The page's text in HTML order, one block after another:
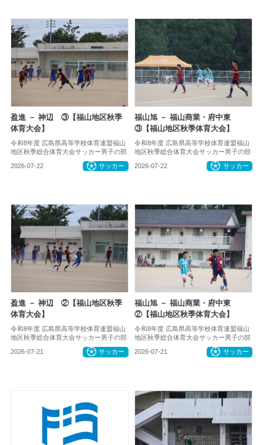
盈進 － 神辺 ③【福山地区秋季
体育大会】
令和8年度 広島県高等学校体育連盟福山
地区秋季総合体育大会サッカー男子の部
2026-07-22 サッカー
福山旭 － 福山商業・府中東
③【福山地区秋季体育大会】
令和8年度 広島県高等学校体育連盟福山
地区秋季総合体育大会サッカー男子の部
2026-07-22 サッカー
盈進 － 神辺 ②【福山地区秋季
体育大会】
令和8年度 広島県高等学校体育連盟福山
地区秋季総合体育大会サッカー男子の部
2026-07-21 サッカー
福山旭 － 福山商業・府中東
②【福山地区秋季体育大会】
令和8年度 広島県高等学校体育連盟福山
地区秋季総合体育大会サッカー男子の部
2026-07-21 サッカー